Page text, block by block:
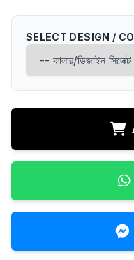
SELECT DESIGN /